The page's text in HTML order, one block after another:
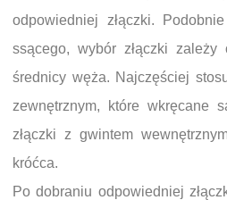
odpowiedniej złączki.
ssącego, wybór złączki
średnicy węża. Najczęściej
zewnętrznym, które wkręcane
złączki z gwintem
króćca.
Po dobraniu odpowiedniej